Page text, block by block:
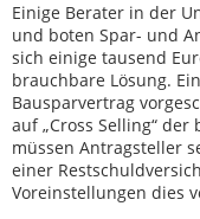
Einige Berater in der
und boten Spar- und
sich einige tausend
brauchbare Lösung.
Bausparvertrag
auf „Cross Selling“
müssen Antragsteller
einer
Voreinstellungen dies